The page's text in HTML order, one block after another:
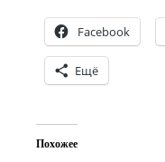
Facebook
Ещё
Похожее